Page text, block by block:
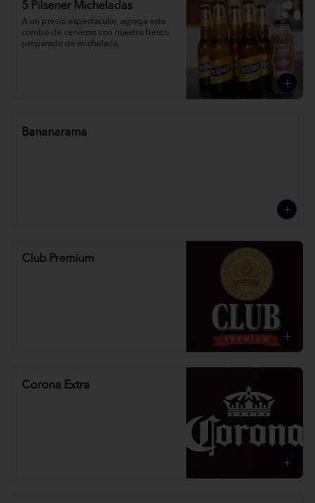
5 Pilsener Micheladas
A un precio espectacular, agrega este
combo de cervezas con nuestro fresco
preparado de michelada.
Bananarama
Club Premium
Corona Extra